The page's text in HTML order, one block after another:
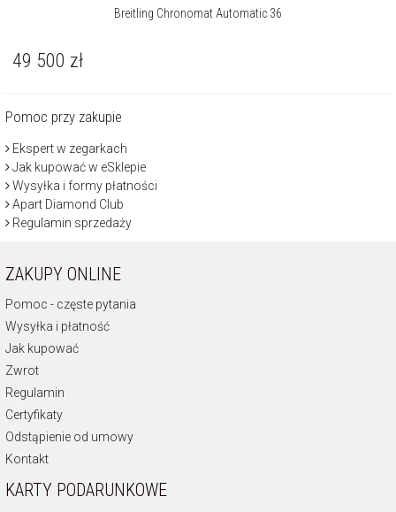
Breitling Chronomat Automatic 36
49 500 zł
Pomoc przy zakupie
Ekspert w zegarkach
Jak kupować w eSklepie
Wysyłka i formy płatności
Apart Diamond Club
Regulamin sprzedaży
ZAKUPY ONLINE
Pomoc - częste pytania
Wysyłka i płatność
Jak kupować
Zwrot
Regulamin
Certyfikaty
Odstąpienie od umowy
Kontakt
KARTY PODARUNKOWE